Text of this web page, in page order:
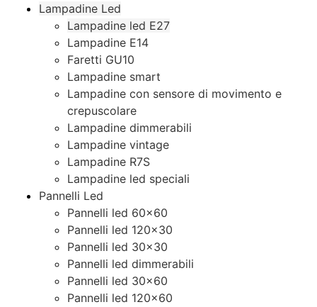
Lampadine Led
Lampadine led E27
Lampadine E14
Faretti GU10
Lampadine smart
Lampadine con sensore di movimento e
crepuscolare
Lampadine dimmerabili
Lampadine vintage
Lampadine R7S
Lampadine led speciali
Pannelli Led
Pannelli led 60×60
Pannelli led 120×30
Pannelli led 30×30
Pannelli led dimmerabili
Pannelli led 30×60
Pannelli led 120×60